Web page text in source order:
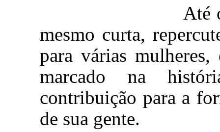
Até os dias
mesmo curta,
para várias
marcado na
contribuição para a
de sua gente.